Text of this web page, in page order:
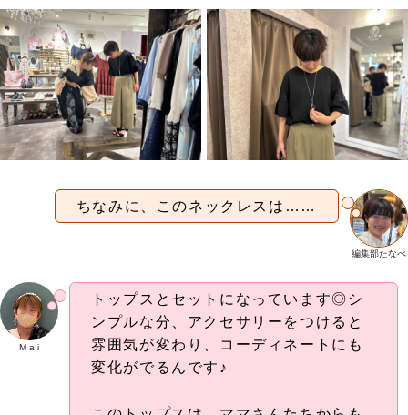
編集部たなべ
ちなみに、このネックレスは……
M a i
トップスとセットになっています◎シ
ンプルな分、アクセサリーをつけると
雰囲気が変わり、コーディネートにも
変化がでるんです♪